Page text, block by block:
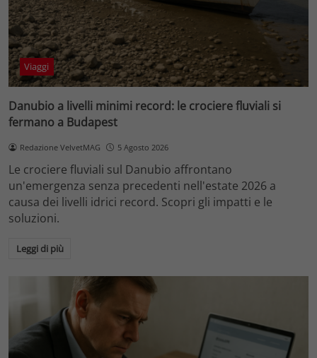
Viaggi
Danubio a livelli minimi record: le crociere fluviali si
fermano a Budapest
Redazione VelvetMAG 5 Agosto 2026
Le crociere fluviali sul Danubio affrontano
un'emergenza senza precedenti nell'estate 2026 a
causa dei livelli idrici record. Scopri gli impatti e le
soluzioni.
Leggi di più